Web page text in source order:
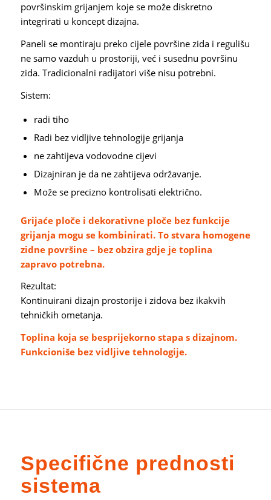
površinskim grijanjem koje se može diskretno
integrirati u koncept dizajna.
Paneli se montiraju preko cijele površine zida i regulišu
ne samo vazduh u prostoriji, već i susednu površinu
zida. Tradicionalni radijatori više nisu potrebni.
Sistem:
radi tiho
Radi bez vidljive tehnologije grijanja
ne zahtijeva vodovodne cijevi
Dizajniran je da ne zahtijeva održavanje.
Može se precizno kontrolisati električno.
Grijaće ploče i dekorativne ploče bez funkcije
grijanja mogu se kombinirati. To stvara homogene
zidne površine – bez obzira gdje je toplina
zapravo potrebna.
Rezultat:
Kontinuirani dizajn prostorije i zidova bez ikakvih
tehničkih ometanja.
Toplina koja se besprijekorno stapa s dizajnom.
Funkcioniše bez vidljive tehnologije.
Specifične prednosti
sistema